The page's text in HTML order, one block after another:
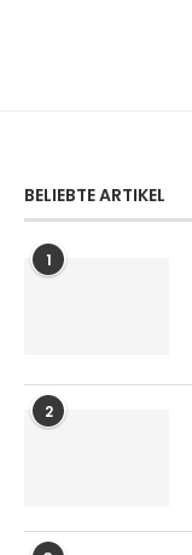
BELIEBTE ARTIKEL
1
2